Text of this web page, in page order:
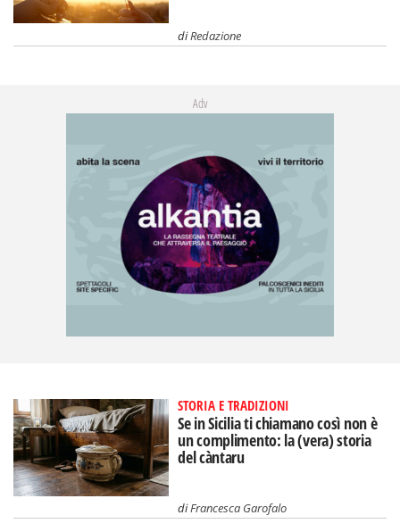
diRedazione
Adv
STORIA E TRADIZIONI
Se in Sicilia ti chiamano così non è
un complimento: la (vera) storia
del càntaru
diFrancesca Garofalo